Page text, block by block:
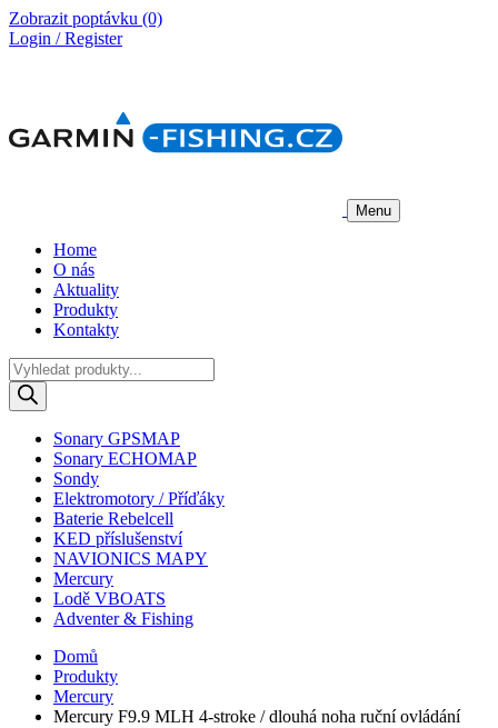
Zobrazit poptávku (0)
Login / Register
Menu
Home
O nás
Aktuality
Produkty
Kontakty
Products
search
Sonary GPSMAP
Sonary ECHOMAP
Sondy
Elektromotory / Příďáky
Baterie Rebelcell
KED příslušenství
NAVIONICS MAPY
Mercury
Lodě VBOATS
Adventer & Fishing
Domů
Produkty
Mercury
Mercury F9.9 MLH 4-stroke / dlouhá noha ruční ovládání